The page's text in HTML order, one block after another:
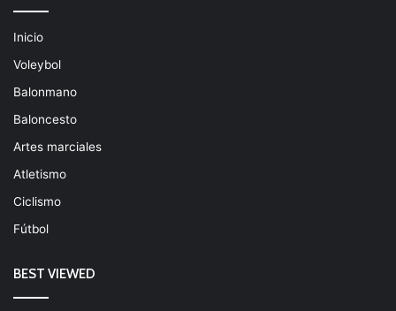
Inicio
Voleybol
Balonmano
Baloncesto
Artes marciales
Atletismo
Ciclismo
Fútbol
BEST VIEWED